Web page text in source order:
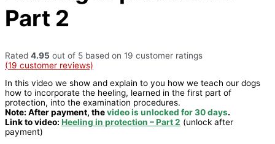
Part 2
Rated 4.95 out of 5 based on 19 customer ratings
(19 customer reviews)
In this video we show and explain to you how we teach our dogs
how to incorporate the heeling, learned in the first part of
protection, into the examination procedures.
Note: After payment, thevideo is unlocked for 30 days.
Link to video: Heeling in protection – Part 2 (unlock after
payment)